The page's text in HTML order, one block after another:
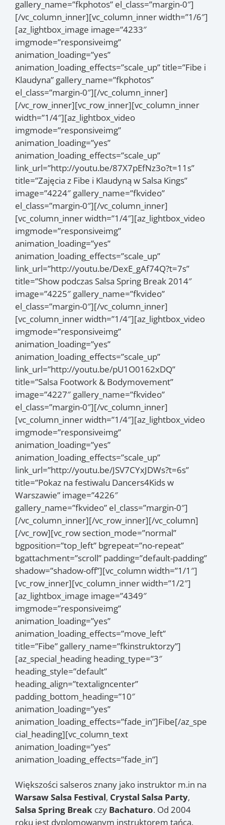
gallery_name=”fkphotos” el_class=”margin-0″]
[/vc_column_inner][vc_column_inner width=”1/6″]
[az_lightbox_image image=”4233″
imgmode=”responsiveimg”
animation_loading=”yes”
animation_loading_effects=”scale_up” title=”Fibe i
Klaudyna” gallery_name=”fkphotos”
el_class=”margin-0″][/vc_column_inner]
[/vc_row_inner][vc_row_inner][vc_column_inner
width=”1/4″][az_lightbox_video
imgmode=”responsiveimg”
animation_loading=”yes”
animation_loading_effects=”scale_up”
link_url=”http://youtu.be/87X7pEfNz3o?t=11s”
title=”Zajęcia z Fibe i Klaudyną w Salsa Kings”
image=”4224″ gallery_name=”fkvideo”
el_class=”margin-0″][/vc_column_inner]
[vc_column_inner width=”1/4″][az_lightbox_video
imgmode=”responsiveimg”
animation_loading=”yes”
animation_loading_effects=”scale_up”
link_url=”http://youtu.be/DexE_gAf74Q?t=7s”
title=”Show podczas Salsa Spring Break 2014″
image=”4225″ gallery_name=”fkvideo”
el_class=”margin-0″][/vc_column_inner]
[vc_column_inner width=”1/4″][az_lightbox_video
imgmode=”responsiveimg”
animation_loading=”yes”
animation_loading_effects=”scale_up”
link_url=”http://youtu.be/pU1O0162xDQ”
title=”Salsa Footwork & Bodymovement”
image=”4227″ gallery_name=”fkvideo”
el_class=”margin-0″][/vc_column_inner]
[vc_column_inner width=”1/4″][az_lightbox_video
imgmode=”responsiveimg”
animation_loading=”yes”
animation_loading_effects=”scale_up”
link_url=”http://youtu.be/JSV7CYxJDWs?t=6s”
title=”Pokaz na festiwalu Dancers4Kids w
Warszawie” image=”4226″
gallery_name=”fkvideo” el_class=”margin-0″]
[/vc_column_inner][/vc_row_inner][/vc_column]
[/vc_row][vc_row section_mode=”normal”
bgposition=”top_left” bgrepeat=”no-repeat”
bgattachment=”scroll” padding=”default-padding”
shadow=”shadow-off”][vc_column width=”1/1″]
[vc_row_inner][vc_column_inner width=”1/2″]
[az_lightbox_image image=”4349″
imgmode=”responsiveimg”
animation_loading=”yes”
animation_loading_effects=”move_left”
title=”Fibe” gallery_name=”fkinstruktorzy”]
[az_special_heading heading_type=”3″
heading_style=”default”
heading_align=”textaligncenter”
padding_bottom_heading=”10″
animation_loading=”yes”
animation_loading_effects=”fade_in”]Fibe[/az_spe
cial_heading][vc_column_text
animation_loading=”yes”
animation_loading_effects=”fade_in”]
Większości salseros znany jako instruktor m.in na
Warsaw Salsa Festival, Crystal Salsa Party,
Salsa Spring Break czy Bachaturo. Od 2004
roku jest dyplomowanym instruktorem tańca.